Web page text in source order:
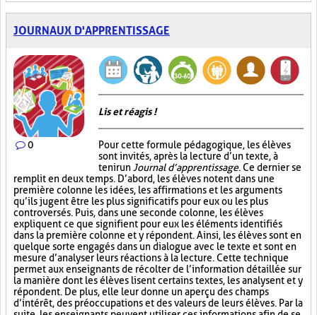
JOURNAUX D'APPRENTISSAGE
0
Lis et réagis !
Pour cette formule pédagogique, les élèves
sont invités, après la lecture d’un texte, à
tenir un Journal d’apprentissage. Ce dernier se
remplit en deux temps. D’abord, les élèves notent dans une
première colonne les idées, les affirmations et les arguments
qu’ils jugent être les plus significatifs pour eux ou les plus
controversés. Puis, dans une seconde colonne, les élèves
expliquent ce que signifient pour eux les éléments identifiés
dans la première colonne et y répondent. Ainsi, les élèves sont en
quelque sorte engagés dans un dialogue avec le texte et sont en
mesure d’analyser leurs réactions à la lecture. Cette technique
permet aux enseignants de récolter de l’information détaillée sur
la manière dont les élèves lisent certains textes, les analysent et y
répondent. De plus, elle leur donne un aperçu des champs
d’intérêt, des préoccupations et des valeurs de leurs élèves. Par la